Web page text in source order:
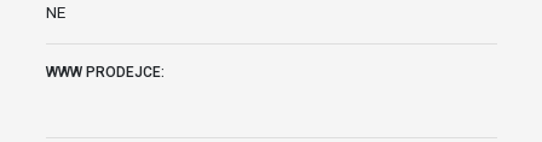
NE
WWW PRODEJCE: